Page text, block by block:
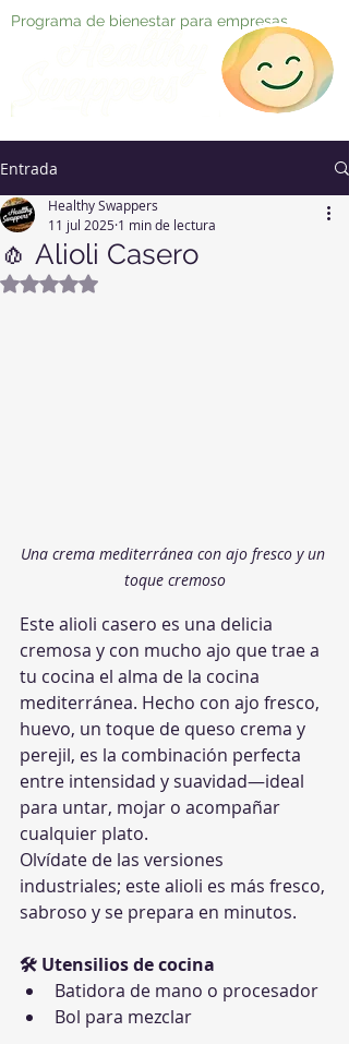
Programa de bienestar para empresas
Entrada
🧄 Alioli Casero
Healthy Swappers
11 jul 2025 1 min de lectura
Obtuvo NaN de 5 estrellas.
Una crema mediterránea con ajo fresco y un
toque cremoso
Este alioli casero es una delicia
cremosa y con mucho ajo que trae a
tu cocina el alma de la cocina
mediterránea. Hecho con ajo fresco,
huevo, un toque de queso crema y
perejil, es la combinación perfecta
entre intensidad y suavidad—ideal
para untar, mojar o acompañar
cualquier plato.
Olvídate de las versiones
industriales; este alioli es más fresco,
sabroso y se prepara en minutos.
🛠 Utensilios de cocina
Batidora de mano o procesador
Bol para mezclar